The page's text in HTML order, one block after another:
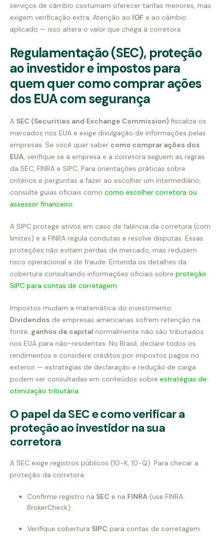
serviços de câmbio costumam oferecer tarifas menores, mas
exigem verificação extra. Atenção ao IOF e ao câmbio
aplicado — isso altera o valor que chega à corretora.
Regulamentação (SEC), proteção
ao investidor e impostos para
quem quer como comprar ações
dos EUA com segurança
A SEC (Securities and Exchange Commission) fiscaliza os
mercados nos EUA e exige divulgação de informações pelas
empresas. Se você quer saber como comprar ações dos
EUA, verifique se a empresa e a corretora seguem as regras
da SEC, FINRA e SIPC. Para orientações práticas sobre
critérios e perguntas a fazer ao escolher um intermediário,
consulte guias oficiais como como escolher corretora ou
assessor financeiro.
A SIPC protege ativos em caso de falência da corretora (com
limites) e a FINRA regula condutas e resolve disputas. Essas
proteções não evitam perdas de mercado, mas reduzem
risco operacional e de fraude. Entenda os detalhes da
cobertura consultando informações oficiais sobre proteção
SIPC para contas de corretagem.
Impostos mudam a matemática do investimento.
Dividendos de empresas americanas sofrem retenção na
fonte; ganhos de capital normalmente não são tributados
nos EUA para não-residentes. No Brasil, declare todos os
rendimentos e considere créditos por impostos pagos no
exterior — estratégias de declaração e redução de carga
podem ser consultadas em conteúdos sobre estratégias de
otimização tributária.
O papel da SEC e como verificar a
proteção ao investidor na sua
corretora
A SEC exige registros públicos (10-K, 10-Q). Para checar a
proteção da corretora:
Confirme registro na SEC e na FINRA (use FINRA
BrokerCheck).
Verifique cobertura SIPC para contas de corretagem.